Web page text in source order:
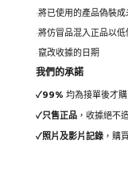
將已使用的產品偽裝
將仿冒品混入正品以低
竄改收據的日期
我們的承諾
✓99% 均為接單後才
✓只售正品，收據絕不
✓照片及影片記錄，購